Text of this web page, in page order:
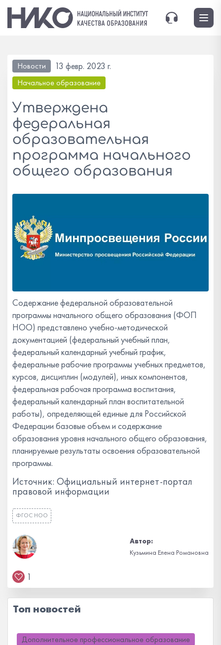
Новости 13 февр. 2023 г.
Начальное образование
Утверждена
федеральная
образовательная
программа начального
общего образования
Содержание федеральной образовательной
программы начального общего образования (ФОП
НОО) представлено учебно-методической
документацией (федеральный учебный план,
федеральный календарный учебный график,
федеральные рабочие программы учебных предметов,
курсов, дисциплин (модулей), иных компонентов,
федеральная рабочая программа воспитания,
федеральный календарный план воспитательной
работы), определяющей единые для Российской
Федерации базовые объем и содержание
образования уровня начального общего образования,
планируемые результаты освоения образовательной
программы.
Источник: Официальный интернет-портал
правовой информации
ФГОС НОО
Автор:
Кузьмина Елена Романовна
1
Топ новостей
Дополнительное профессиональное образование